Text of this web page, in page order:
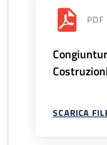
PDF
SCARICA